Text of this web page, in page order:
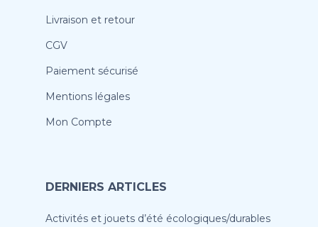
Livraison et retour
CGV
Paiement sécurisé
Mentions légales
Mon Compte
DERNIERS ARTICLES
Activités et jouets d’été écologiques/durables